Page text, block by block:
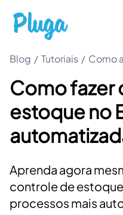
Blog / Tutoriais / Como
Como fazer
estoque no
Aprenda agora
controle de
processos mais